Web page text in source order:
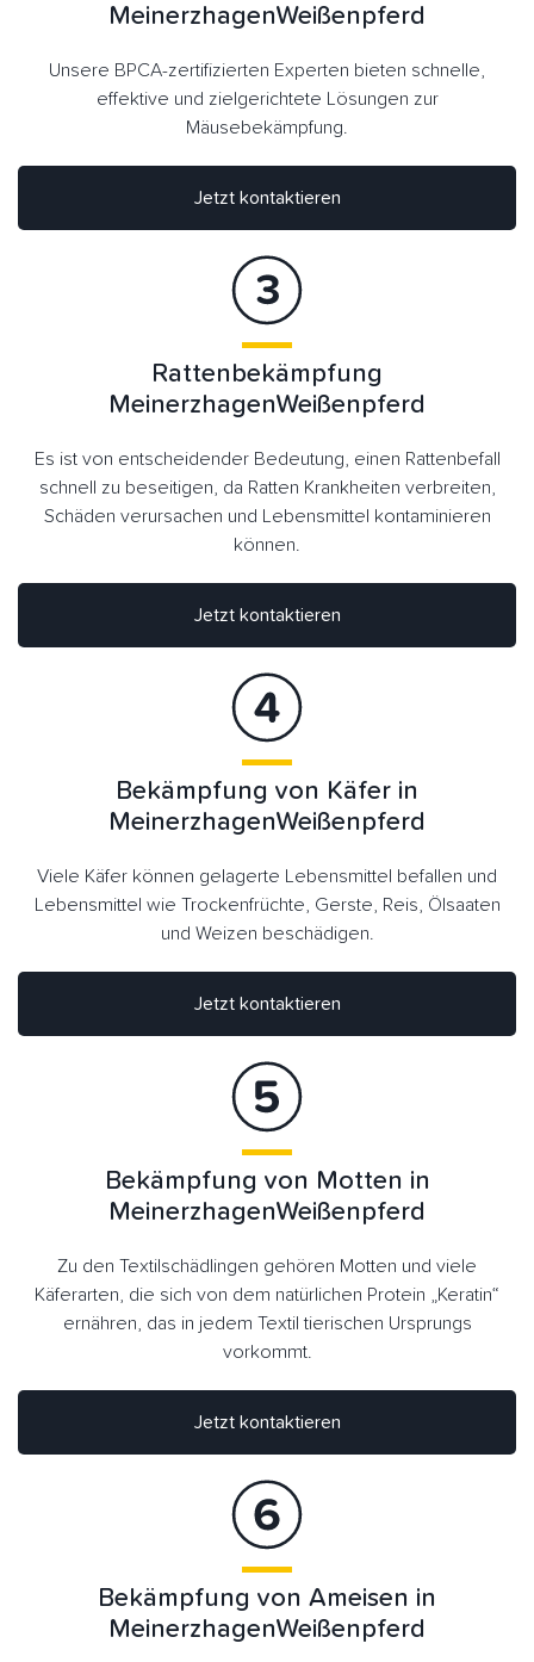
Jetzt kontaktieren
MeinerzhagenWeißenpferd
Unsere BPCA-zertifizierten Experten bieten schnelle,
effektive und zielgerichtete Lösungen zur
Mäusebekämpfung.
Rattenbekämpfung
MeinerzhagenWeißenpferd
Es ist von entscheidender Bedeutung, einen Rattenbefall
schnell zu beseitigen, da Ratten Krankheiten verbreiten,
Schäden verursachen und Lebensmittel kontaminieren
können.
Jetzt kontaktieren
Jetzt kontaktieren
Bekämpfung von Käfer in
MeinerzhagenWeißenpferd
Viele Käfer können gelagerte Lebensmittel befallen und
Lebensmittel wie Trockenfrüchte, Gerste, Reis, Ölsaaten
und Weizen beschädigen.
Bekämpfung von Motten in
MeinerzhagenWeißenpferd
Zu den Textilschädlingen gehören Motten und viele
Käferarten, die sich von dem natürlichen Protein „Keratin“
ernähren, das in jedem Textil tierischen Ursprungs
vorkommt.
Jetzt kontaktieren
Bekämpfung von Ameisen in
MeinerzhagenWeißenpferd